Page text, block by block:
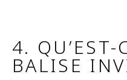
4. QU’EST-
BALISE